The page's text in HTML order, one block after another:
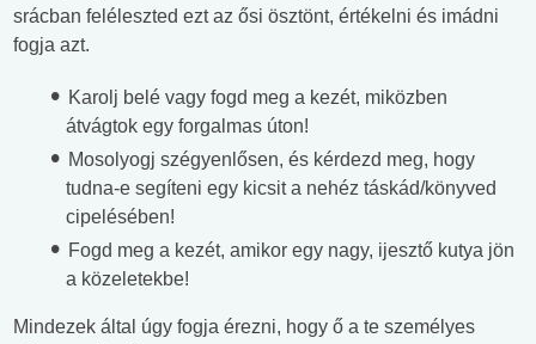
srácban feléleszted ezt az ősi ösztönt, értékelni és imádni
fogja azt.
Karolj belé vagy fogd meg a kezét, miközben
átvágtok egy forgalmas úton!
Mosolyogj szégyenlősen, és kérdezd meg, hogy
tudna-e segíteni egy kicsit a nehéz táskád/könyved
cipelésében!
Fogd meg a kezét, amikor egy nagy, ijesztő kutya jön
a közeletekbe!
Mindezek által úgy fogja érezni, hogy ő a te személyes